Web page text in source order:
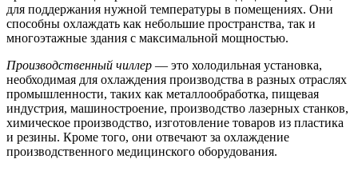
для поддержания нужной температуры в помещениях. Они
способны охлаждать как небольшие пространства, так и
многоэтажные здания с максимальной мощностью.
Производственный чиллер — это холодильная установка,
необходимая для охлаждения производства в разных отраслях
промышленности, таких как металлообработка, пищевая
индустрия, машиностроение, производство лазерных станков,
химическое производство, изготовление товаров из пластика
и резины. Кроме того, они отвечают за охлаждение
производственного медицинского оборудования.